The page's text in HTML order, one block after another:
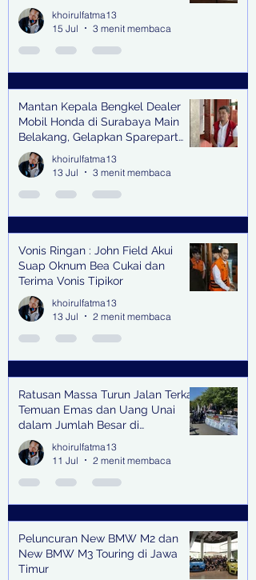
khoirulfatma13
15 Jul
3 menit membaca
Mantan Kepala Bengkel Dealer
Mobil Honda di Surabaya Main
Belakang, Gelapkan Sparepart
Senilai Rp 1,9 Miliar
khoirulfatma13
13 Jul
3 menit membaca
Vonis Ringan : John Field Akui
Suap Oknum Bea Cukai dan
Terima Vonis Tipikor
khoirulfatma13
13 Jul
2 menit membaca
Ratusan Massa Turun Jalan Terkait
Temuan Emas dan Uang Unai
dalam Jumlah Besar di
Lingkungan Jampidsus Kejaksaan
Agung RI di Jakarta
khoirulfatma13
11 Jul
2 menit membaca
Peluncuran New BMW M2 dan
New BMW M3 Touring di Jawa
Timur